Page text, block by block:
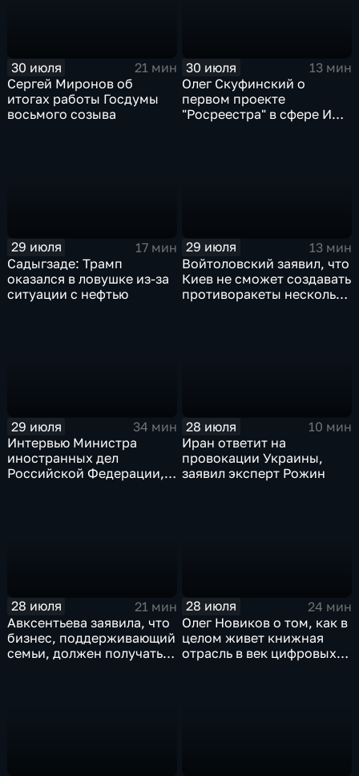
30 июля
21 мин
Сергей Миронов об
итогах работы Госдумы
восьмого созыва
30 июля
13 мин
Олег Скуфинский о
первом проекте
"Росреестра" в сфере ИИ
29 июля
17 мин
Садыгзаде: Трамп
оказался в ловушке из-за
ситуации с нефтью
29 июля
13 мин
Войтоловский заявил, что
Киев не сможет создавать
противоракеты несколько
29 июля
34 мин
Интервью Министра
иностранных дел
Российской Федерации,
28 июля
10 мин
Иран ответит на
провокации Украины,
заявил эксперт Рожин
28 июля
21 мин
Авксентьева заявила, что
бизнес, поддерживающий
семьи, должен получать
28 июля
24 мин
Олег Новиков о том, как в
целом живет книжная
отрасль в век цифровых